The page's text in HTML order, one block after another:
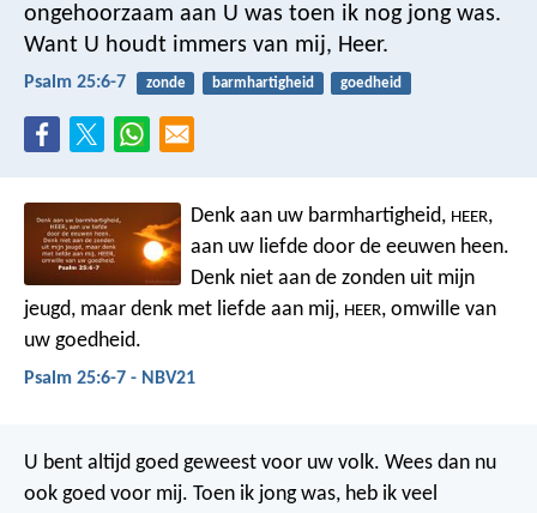
ongehoorzaam aan U was toen ik nog jong was.
Want U houdt immers van mij, Heer.
Psalm 25:6-7 zonde barmhartigheid goedheid
Denk aan uw barmhartigheid, HEER,
aan uw liefde door de eeuwen heen.
Denk niet aan de zonden uit mijn
jeugd, maar denk met liefde aan mij, HEER, omwille van
uw goedheid.
Psalm 25:6-7 - NBV21
U bent altijd goed geweest voor uw volk. Wees dan nu
ook goed voor mij. Toen ik jong was, heb ik veel